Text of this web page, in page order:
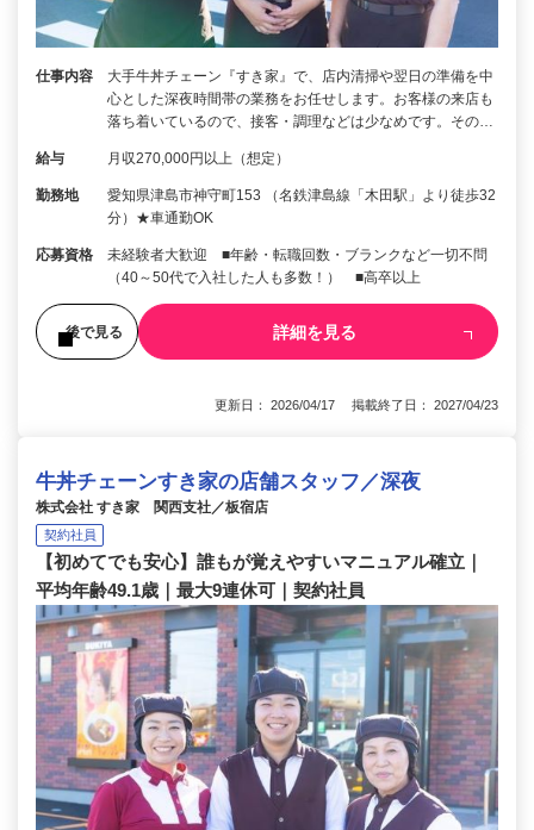
仕事内容
大手牛丼チェーン『すき家』で、店内清掃や翌日の準備を中
心とした深夜時間帯の業務をお任せします。お客様の来店も
落ち着いているので、接客・調理などは少なめです。その…
給与 月収270,000円以上（想定）
勤務地
愛知県津島市神守町153 （名鉄津島線「木田駅」より徒歩32
分）★車通勤OK
応募資格
未経験者大歓迎 ■年齢・転職回数・ブランクなど一切不問
（40～50代で入社した人も多数！） ■高卒以上
後で見る 詳細を見る
更新日： 2026/04/17 掲載終了日： 2027/04/23
牛丼チェーンすき家の店舗スタッフ／深夜
株式会社 すき家 関西支社／板宿店
契約社員
【初めてでも安心】誰もが覚えやすいマニュアル確立｜
平均年齢49.1歳｜最大9連休可｜契約社員